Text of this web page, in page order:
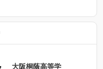
大阪桐蔭高等学